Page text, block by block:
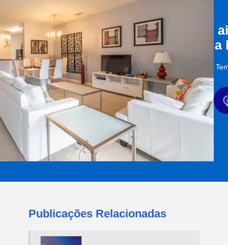
a
Publicações Relacionadas